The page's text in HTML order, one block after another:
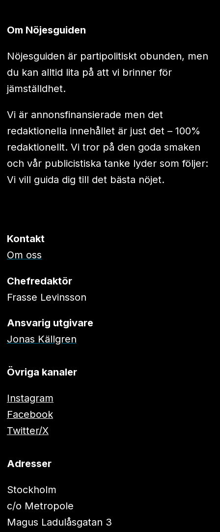
Om Nöjesguiden
Nöjesguiden är partipolitiskt obunden, men
du kan alltid lita på att vi brinner för
jämställdhet.
Vi är annonsfinansierade men det
redaktionella innehållet är just det – 100%
redaktionellt. Vi tror på den goda smaken
och vår publicistiska tanke lyder som följer:
Vi vill guida dig till det bästa nöjet.
Kontakt
Om oss
Chefredaktör
Frasse Levinsson
Ansvarig utgivare
Jonas Källgren
Övriga kanaler
Instagram
Facebook
Twitter/X
Adresser
Stockholm
c/o Metropole
Magus Ladulåsgatan 3